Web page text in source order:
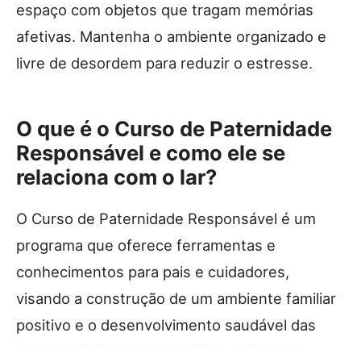
espaço com objetos que tragam memórias
afetivas. Mantenha o ambiente organizado e
livre de desordem para reduzir o estresse.
O que é o Curso de Paternidade
Responsável e como ele se
relaciona com o lar?
O Curso de Paternidade Responsável é um
programa que oferece ferramentas e
conhecimentos para pais e cuidadores,
visando a construção de um ambiente familiar
positivo e o desenvolvimento saudável das